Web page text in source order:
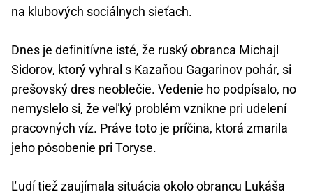
na klubových sociálnych sieťach.
Dnes je definitívne isté, že ruský obranca Michajl
Sidorov, ktorý vyhral s Kazaňou Gagarinov pohár, si
prešovský dres neoblečie. Vedenie ho podpísalo, no
nemyslelo si, že veľký problém vznikne pri udelení
pracovných víz. Práve toto je príčina, ktorá zmarila
jeho pôsobenie pri Toryse.
Ľudí tiež zaujímala situácia okolo obrancu Lukáša